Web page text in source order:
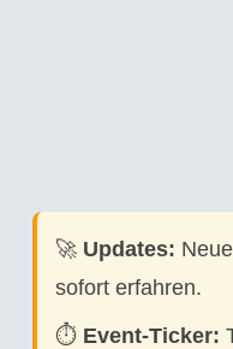
🚀 Updates:
sofort erfahren.
⏱️ Event-Ticker: